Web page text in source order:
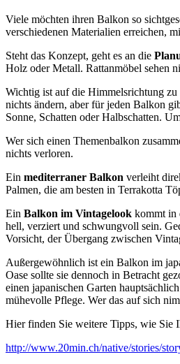
Viele möchten ihren Balkon so
verschiedenen Materialien erreichen,
Steht das Konzept, geht es an die
Holz oder Metall. Rattanmöbel sehen
Wichtig ist auf die Himmelsrichtung
nichts ändern, aber für jeden Balkon
Sonne, Schatten oder Halbschatten.
Wer sich einen Themenbalkon
nichts verloren.
Ein mediterraner Balkon verleiht
Palmen, die am besten in Terrakotta
Ein Balkon im Vintagelook kommt in
hell, verziert und schwungvoll sein.
Vorsicht, der Übergang zwischen
Außergewöhnlich ist ein Balkon im
Oase sollte sie dennoch in Betracht
einen japanischen Garten
mühevolle Pflege. Wer das auf sich
Hier finden Sie weitere Tipps, wie Sie
http://www.20min.ch/native/stories/